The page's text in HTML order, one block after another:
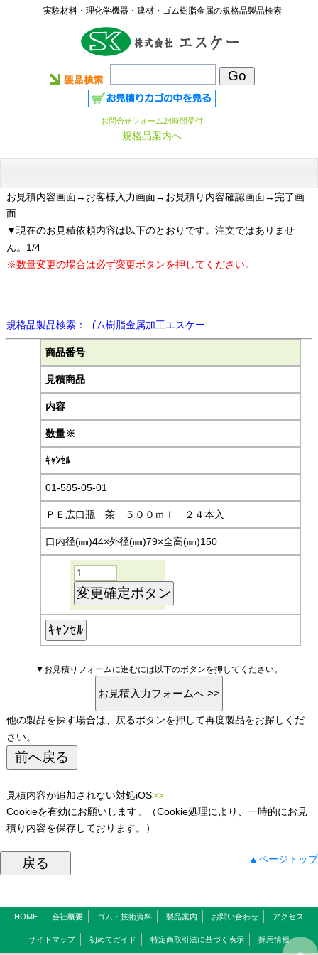
実験材料・理化学機器・建材・ゴム樹脂金属の規格品製品検索
お問合せフォーム24時間受付
規格品案内へ
お見積内容画面→お客様入力画面→お見積り内容確認画面→完了画
面
▼現在のお見積依頼内容は以下のとおりです。注文ではありませ
ん。1/4
※数量変更の場合は必ず変更ボタンを押してください。
規格品製品検索：ゴム樹脂金属加工エスケー
商品番号
見積商品
内容
数量※
ｷｬﾝｾﾙ
01-585-05-01
ＰＥ広口瓶 茶 ５００ｍｌ ２４本入
口内径(㎜)44×外径(㎜)79×全高(㎜)150
▼お見積りフォームに進むには以下のボタンを押してください。
他の製品を探す場合は、戻るボタンを押して再度製品をお探しくだ
さい。
見積内容が追加されない対処iOS>>
Cookieを有効にお願いします。（Cookie処理により、一時的にお見
積り内容を保存しております。）
▲ページトップ
HOME 会社概要 ゴム・技術資料 製品案内 お問い合わせ アクセス
サイトマップ 初めてガイド 特定商取引法に基づく表示 採用情報